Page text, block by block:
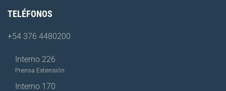
TELÉFONOS
+54 376 4480200
Interno 226
Prensa Extensión
Interno 170